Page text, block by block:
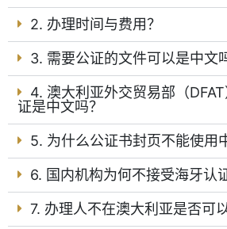
2. 办理时间与费用？
3. 需要公证的文件可以是中文
4. 澳大利亚外交贸易部（
证是中文吗？
5. 为什么公证书封页不能使用
6. 国内机构为何不接受海牙认
7. 办理人不在澳大利亚是否可